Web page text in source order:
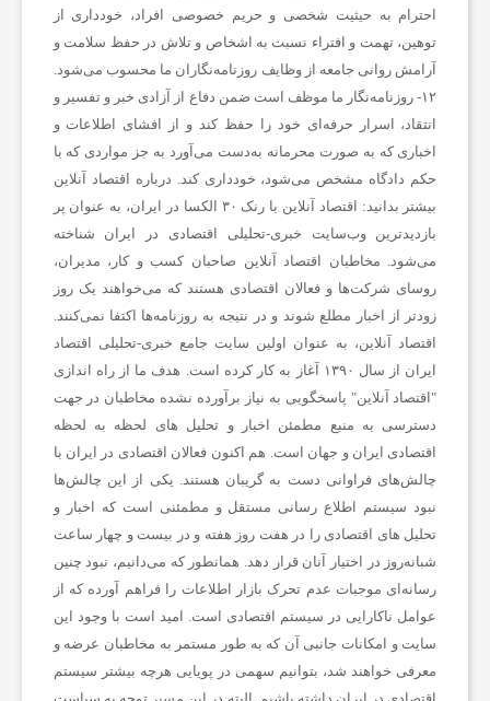
احترام به حیثیت شخصی و حریم خصوصی افراد، خودداری از
توهین، تهمت و افتراء نسبت به اشخاص و تلاش در حفظ سلامت و
آرامش روانی جامعه از وظایف روزنامه‌نگاران ما محسوب می‌شود.
۱۲- روزنامه‌نگار ما موظف است ضمن دفاع از آزادی خبر و تفسیر و
انتقاد، اسرار حرفه‌ای خود را حفظ کند و از افشای اطلاعات و
اخباری که به صورت محرمانه به‌دست می‌آورد به جز مواردی که با
حکم دادگاه مشخص می‌شود، خودداری کند. درباره اقتصاد آنلاین
بیشتر بدانید:
اقتصاد آنلاین با رنک ۳۰ الکسا در ایران، به عنوان پر
بازدیدترین وب‌سایت خبری-تحلیلی اقتصادی در ایران شناخته
می‌شود. مخاطبان اقتصاد آنلاین صاحبان کسب و کار، مدیران،
روسای شرکت‌ها و فعالان اقتصادی هستند که می‌خواهند یک روز
زودتر از اخبار مطلع شوند و در نتیجه به روزنامه‌ها اکتفا نمی‌کنند.
اقتصاد آنلاین، به عنوان اولین سایت جامع خبری-تحلیلی اقتصاد
ایران از سال ۱۳۹۰ آغاز به کار کرده است. هدف ما از راه اندازی
"اقتصاد آنلاین" پاسخگویی به نیاز برآورده نشده مخاطبان در جهت
دسترسی به منبع مطمئن اخبار و تحلیل های لحظه به لحظه
اقتصادی ایران و جهان است. هم اکنون فعالان اقتصادی در ایران با
چالش‌های فراوانی دست به گریبان هستند. یکی از این چالش‌ها
نبود سیستم اطلاع رسانی مستقل و مطمئنی است که اخبار و
تحلیل های اقتصادی را در هفت روز هفته و در بیست و چهار ساعت
شبانه‌روز در اختیار آنان قرار دهد. همانطور که می‌دانیم، نبود چنین
رسانه‌ای موجبات عدم تحرک بازار اطلاعات را فراهم آورده که از
عوامل ناکارایی در سیستم اقتصادی است. امید است با وجود این
سایت و امکانات جانبی آن که به طور مستمر به مخاطبان عرضه و
معرفی خواهند شد، بتوانیم سهمی در پویایی هرچه بیشتر سیستم